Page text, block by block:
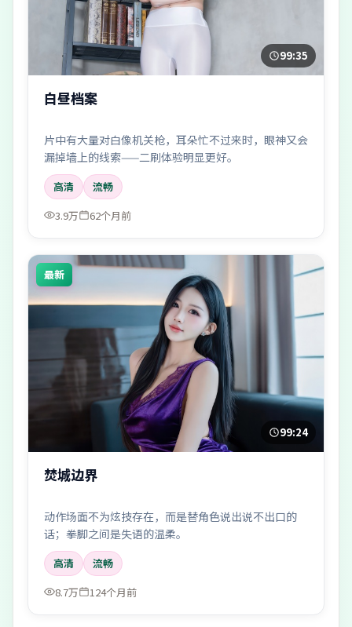
99:35
白昼档案
片中有大量对白像机关枪，耳朵忙不过来时，眼神又会
漏掉墙上的线索——二刷体验明显更好。
高清
流畅
3.9万
62个月前
最新
99:24
焚城边界
动作场面不为炫技存在，而是替角色说出说不出口的
话；拳脚之间是失语的温柔。
高清
流畅
8.7万
124个月前